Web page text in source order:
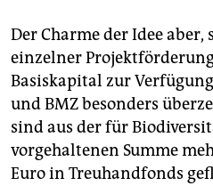
Der Charme der Idee
einzelner
Basiskapital zur
und BMZ besonders
sind aus der für
vorgehaltenen Summe
Euro in Treuhandfonds